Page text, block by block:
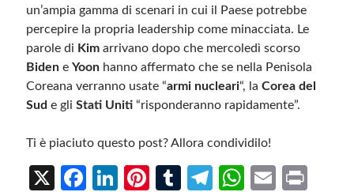
un’ampia gamma di scenari in cui il Paese potrebbe
percepire la propria leadership come minacciata. Le
parole di Kim arrivano dopo che mercoledì scorso
Biden eYoon hanno affermato che se nella Penisola
Coreana verranno usate “armi nucleari“, laCorea del
Sud e gliStati Uniti “risponderanno rapidamente”.
Ti è piaciuto questo post? Allora condividilo!
X
Fa
Li
Pi
T
Te
W
E